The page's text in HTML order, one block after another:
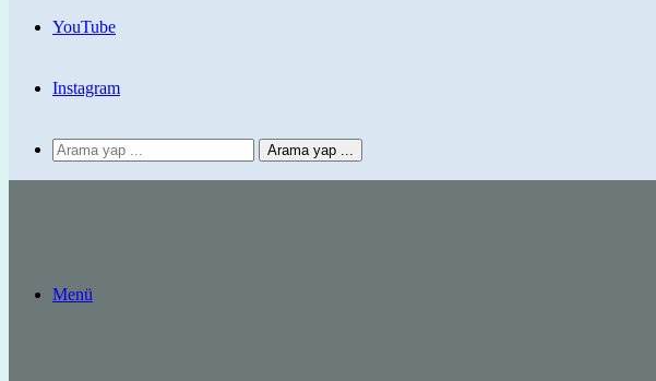
YouTube
Instagram
Arama yap ...
Menü